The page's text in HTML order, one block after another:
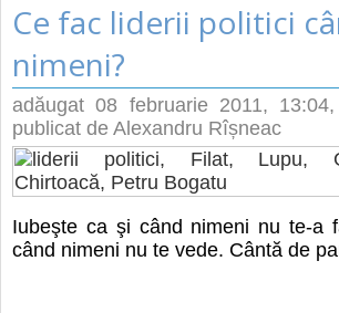
Ce fac liderii politici
nimeni?
adăugat08 februarie 2011, 13:04
publicat de Alexandru Rîșneac
Iubeşte ca şi când nimeni nu te-a
când nimeni nu te vede. Cântă de